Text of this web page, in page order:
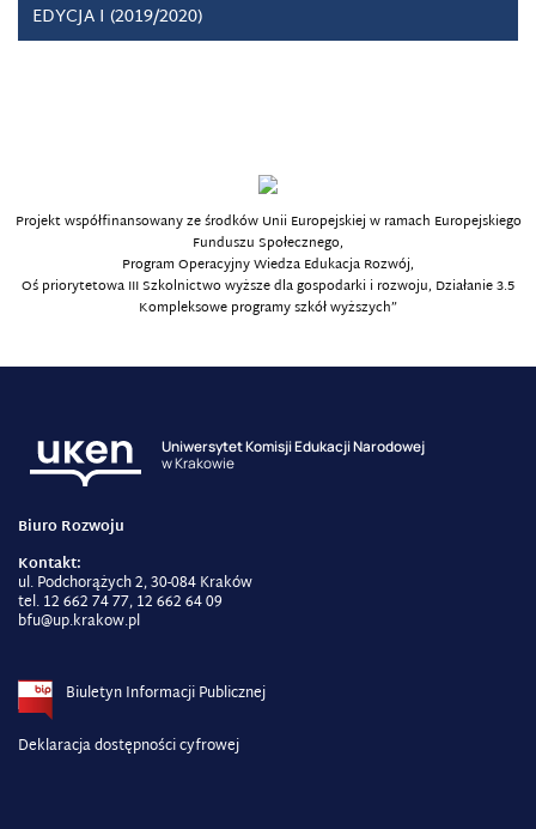
EDYCJA I (2019/2020)
Projekt współfinansowany ze środków Unii Europejskiej w ramach Europejskiego
Funduszu Społecznego,
Program Operacyjny Wiedza Edukacja Rozwój,
Oś priorytetowa III Szkolnictwo wyższe dla gospodarki i rozwoju, Działanie 3.5
Kompleksowe programy szkół wyższych”
Uniwersytet Komisji Edukacji Narodowej
w Krakowie
Biuro Rozwoju
Kontakt:
ul. Podchorążych 2, 30-084 Kraków
tel. 12 662 74 77, 12 662 64 09
bfu@up.krakow.pl
Biuletyn Informacji Publicznej
Deklaracja dostępności cyfrowej